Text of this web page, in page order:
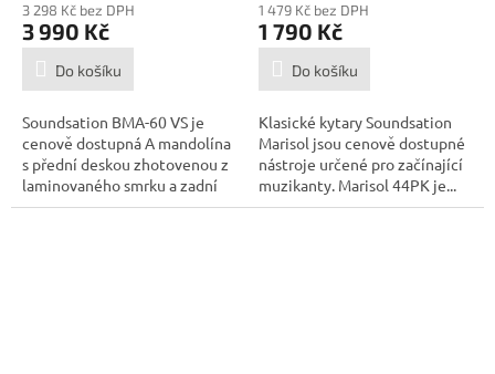
3 298 Kč bez DPH
3 990 Kč
Do košíku
Soundsation BMA-60 VS je
cenově dostupná A mandolína
s přední deskou zhotovenou z
laminovaného smrku a zadní
deskou a...
1 479 Kč bez DPH
1 790 Kč
Do košíku
Klasické kytary Soundsation
Marisol jsou cenově dostupné
nástroje určené pro začínající
muzikanty. Marisol 44PK je...